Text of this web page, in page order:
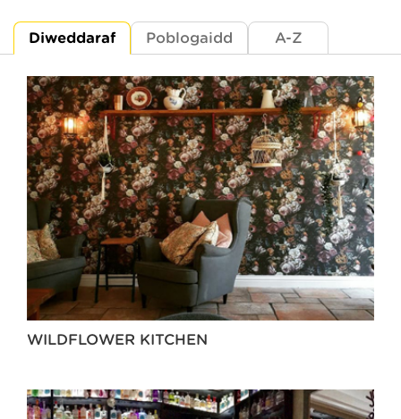
Diweddaraf Poblogaidd A-Z
WILDFLOWER KITCHEN